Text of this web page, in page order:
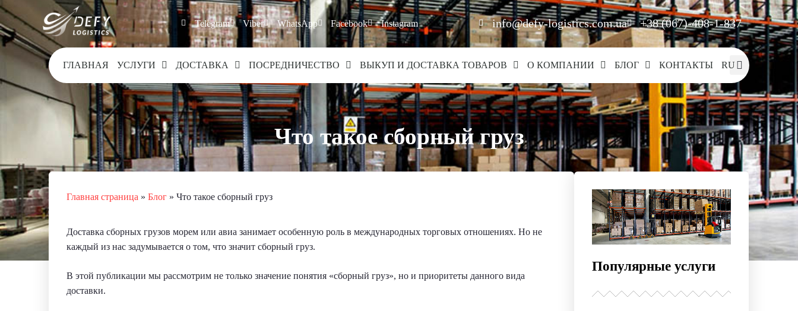
Telegram Viber WhatsApp Facebook Instagram info@defy-logistics.com.ua +38 (067)-408-1-837
ГЛАВНАЯ УСЛУГИ ДОСТАВКА ПОСРЕДНИЧЕСТВО ВЫКУП И ДОСТАВКА ТОВАРОВ О КОМПАНИИ БЛОГ КОНТАКТЫ RU
Что такое сборный груз
Главная страница » Блог » Что такое сборный груз
Доставка сборных грузов морем или авиа занимает особенную роль в международных торговых отношениях. Но не
каждый из нас задумывается о том, что значит сборный груз.
В этой публикации мы рассмотрим не только значение понятия «сборный груз», но и приоритеты данного вида
доставки.
Популярные услуги